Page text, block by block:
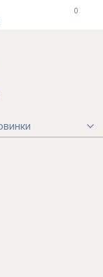
0